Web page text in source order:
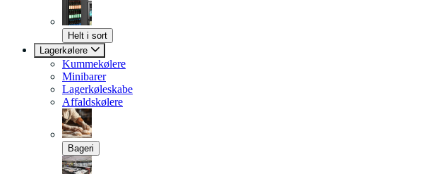
Helt i sort
Lagerkølere
Kummekølere
Minibarer
Lagerkøleskabe
Affaldskølere
Bageri